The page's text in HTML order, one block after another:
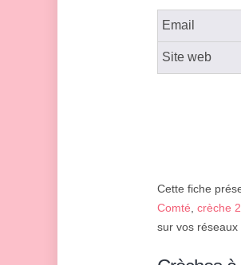
Email
Site web
Cette fiche
Comté crèche
sur vos